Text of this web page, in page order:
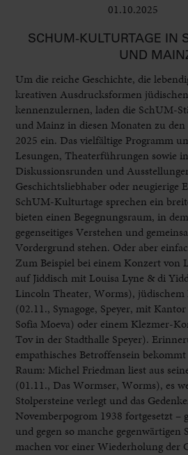
01.10.2025
SCHUM-KULTURTAGE IN
UND
Um die reiche Geschichte, die
kreativen Ausdrucksformen
kennenzulernen, laden die SchUM-
und Mainz in diesen Monaten zu
2025 ein. Das vielfältige Programm
Lesungen, Theaterführungen sowie
Diskussionsrunden und
Geschichtsliebhaber oder neugierige
SchUM-Kulturtage sprechen ein
bieten einen Begegnungsraum, in
gegenseitiges Verstehen und
Vordergrund stehen. Oder aber
Zum Beispiel bei einem Konzert von
auf Jiddisch mit Louisa Lyne & di
Lincoln Theater, Worms), jüdischem
(02.11., Synagoge, Speyer, mit
Sofia Moeva) oder einem Klezmer-
Tov in der Stadthalle Speyer).
empathisches Betroffensein
Raum: Michel Friedman liest aus
(01.11., Das Wormser, Worms), es
Stolpersteine verlegt und das
Novemberpogrom 1938 fortgesetzt –
und gegen so manche
machen vor einer Wiederholung der